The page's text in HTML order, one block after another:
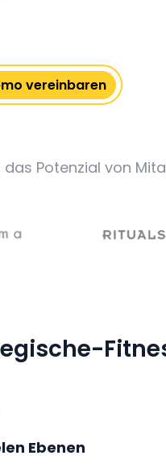
vereinbaren
das Potenzial von
Ebenen